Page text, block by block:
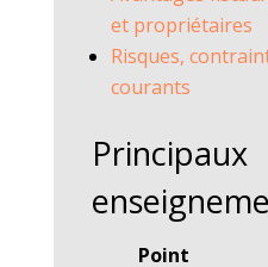
et propriétaires
Risques,
courants
Principaux
Point